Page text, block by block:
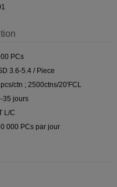
PCs
3.6-5.4 / Piece
ctn ; 2500ctns/20'FCL
35 jours
L/C
000 PCs par jour